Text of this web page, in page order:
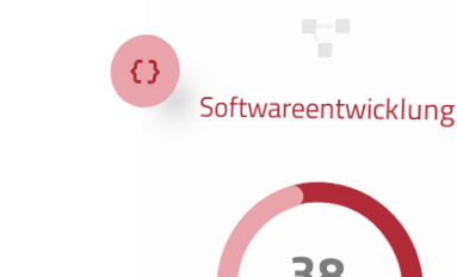
Softwareentwicklung